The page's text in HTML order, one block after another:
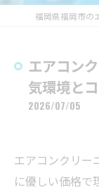
エアコン
気環境と
2026/07/05
エアコンクリー
に優しい価格で